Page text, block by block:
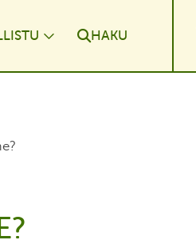
Toggle Dropdown
HAKU